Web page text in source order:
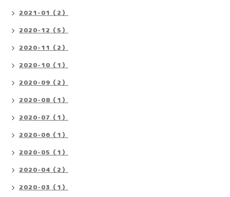
2021-01（2）
2020-12（5）
2020-11（2）
2020-10（1）
2020-09（2）
2020-08（1）
2020-07（1）
2020-06（1）
2020-05（1）
2020-04（2）
2020-03（1）